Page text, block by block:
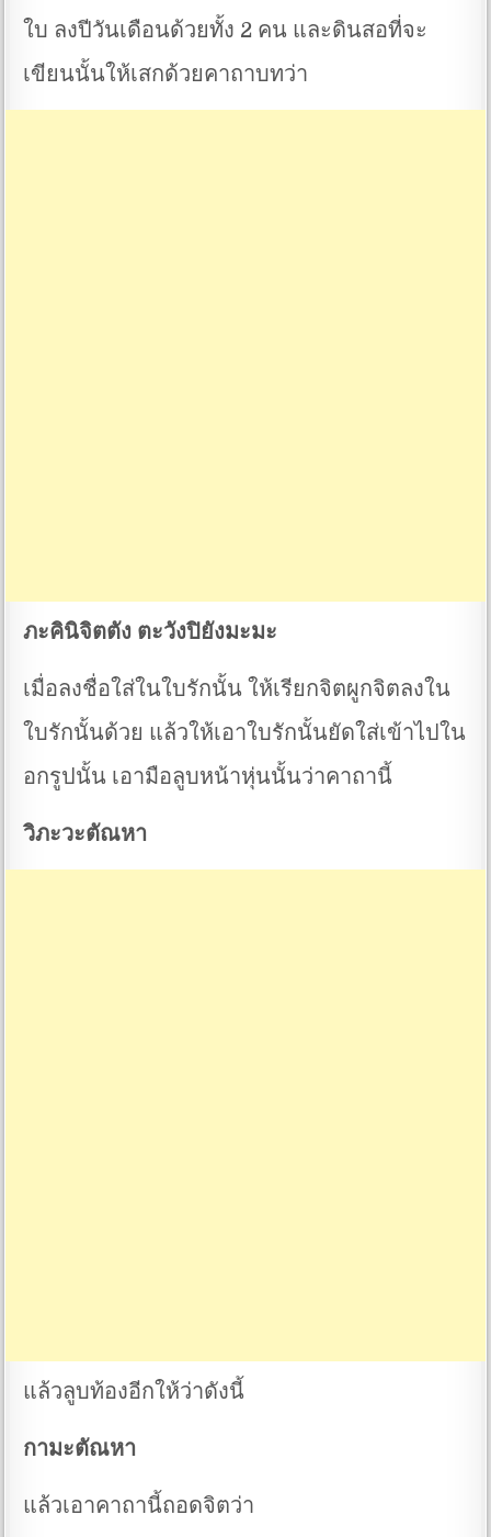
ใบ ลงปีวันเดือนด้วยทั้ง 2 คน และดินสอที่จะ
เขียนนั้นให้เสกด้วยคาถาบทว่า
ภะคินิจิตตัง ตะวังปิยังมะมะ
เมื่อลงชื่อใส่ในใบรักนั้น ให้เรียกจิตผูกจิตลงใน
ใบรักนั้นด้วย แล้วให้เอาใบรักนั้นยัดใส่เข้าไปใน
อกรูปนั้น เอามือลูบหน้าหุ่นนั้นว่าคาถานี้
วิภะวะตัณหา
แล้วลูบท้องอีกให้ว่าดังนี้
กามะตัณหา
แล้วเอาคาถานี้ถอดจิตว่า